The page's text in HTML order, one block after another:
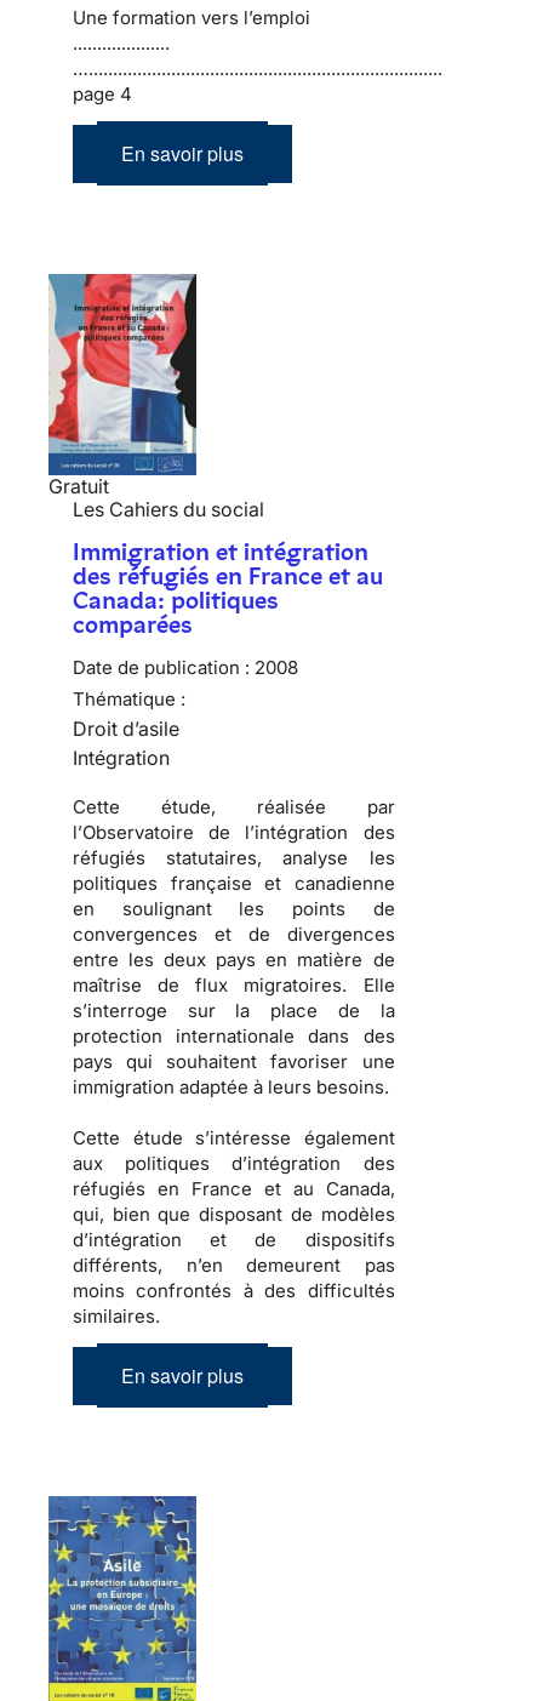
Une formation vers l’emploi
....................
….........................................................................
page 4
En savoir plus
Gratuit
Les Cahiers du social
Immigration et intégration
des réfugiés en France et au
Canada: politiques
comparées
Date de publication : 2008
Thématique :
Droit d’asile
Intégration
Cette étude, réalisée par
l’Observatoire de l’intégration des
réfugiés statutaires, analyse les
politiques française et canadienne
en soulignant les points de
convergences et de divergences
entre les deux pays en matière de
maîtrise deflux migratoires. Elle
s’interroge sur la place de la
protection internationale dans des
pays qui souhaitent favoriser une
immigration adaptée à leurs besoins.
Cette étude s’intéresse également
aux politiques d’intégration des
réfugiés en France et au Canada,
qui, bien que disposant de modèles
d’intégration et de dispositifs
différents, n’en demeurent pas
moins confrontés à des difficultés
similaires.
En savoir plus